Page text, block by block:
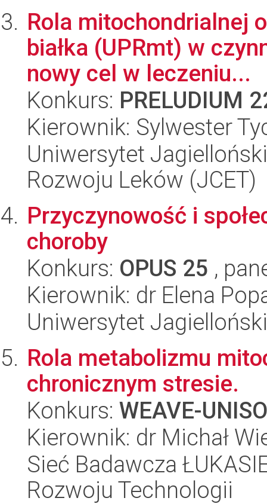
Rola mitochondrialnej
białka (UPRmt) w
nowy cel w leczeniu...
Konkurs: PRELUDIUM
Kierownik: Sylwester
Uniwersytet
Rozwoju Leków (JCET)
Przyczynowość i
choroby
Konkurs: OPUS 25 ,
Kierownik: dr Elena
Uniwersytet
Rola metabolizmu
chronicznym stresie.
Konkurs: WEAVE-
Kierownik: dr Michał
Sieć Badawcza
Rozwoju Technologii